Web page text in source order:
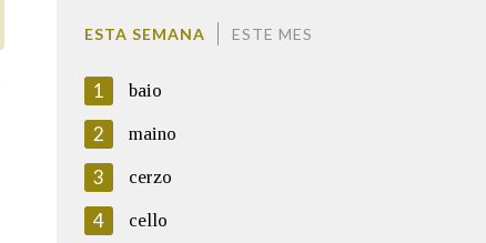
ESTA SEMANA ESTE MES
1 baio
2 maino
3 cerzo
4 cello